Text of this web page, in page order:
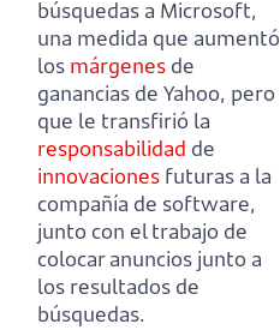
búsquedas a Microsoft,
una medida que aumentó
los márgenes de
ganancias de Yahoo, pero
que le transfirió la
responsabilidad de
innovaciones futuras a la
compañía de software,
junto con el trabajo de
colocar anuncios junto a
los resultados de
búsquedas.